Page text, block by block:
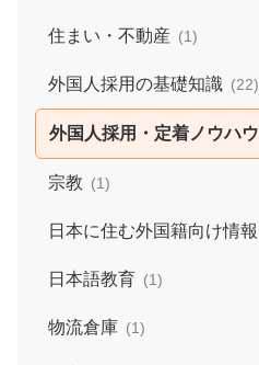
住まい・不動産 (1)
外国人採用の基礎知識 (22)
外国人採用・定着ノウハウ
宗教 (1)
日本に住む外国籍向け情報
日本語教育 (1)
物流倉庫 (1)